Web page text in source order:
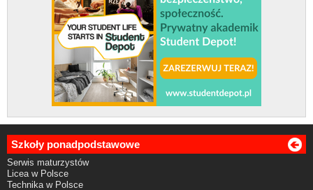
Szkoły ponadpodstawowe
Serwis maturzystów
Licea w Polsce
Technika w Polsce